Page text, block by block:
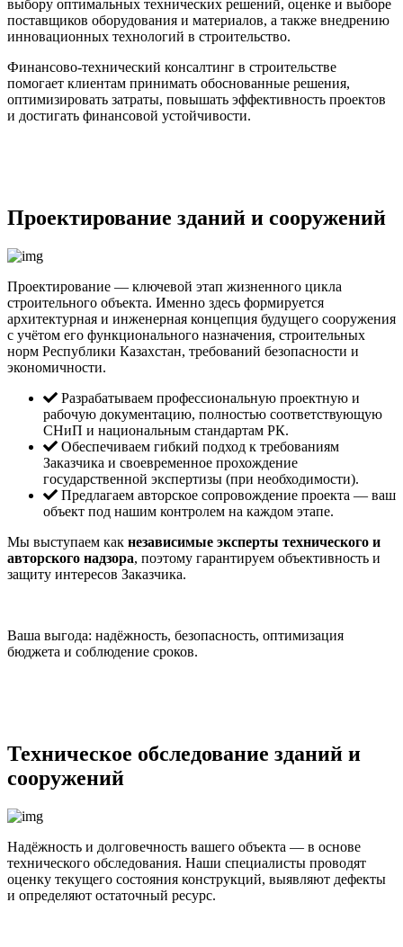
выбору оптимальных технических решений, оценке и выборе
поставщиков оборудования и материалов, а также внедрению
инновационных технологий в строительство.
Финансово-технический консалтинг в строительстве
помогает клиентам принимать обоснованные решения,
оптимизировать затраты, повышать эффективность проектов
и достигать финансовой устойчивости.
Проектирование зданий и сооружений
Проектирование — ключевой этап жизненного цикла
строительного объекта. Именно здесь формируется
архитектурная и инженерная концепция будущего сооружения
с учётом его функционального назначения, строительных
норм Республики Казахстан, требований безопасности и
экономичности.
Разрабатываем профессиональную проектную и
рабочую документацию, полностью соответствующую
СНиП и национальным стандартам РК.
Обеспечиваем гибкий подход к требованиям
Заказчика и своевременное прохождение
государственной экспертизы (при необходимости).
Предлагаем авторское сопровождение проекта — ваш
объект под нашим контролем на каждом этапе.
Мы выступаем как независимые эксперты технического и
авторского надзора, поэтому гарантируем объективность и
защиту интересов Заказчика.
Ваша выгода: надёжность, безопасность, оптимизация
бюджета и соблюдение сроков.
Техническое обследование зданий и
сооружений
Надёжность и долговечность вашего объекта — в основе
технического обследования. Наши специалисты проводят
оценку текущего состояния конструкций, выявляют дефекты
и определяют остаточный ресурс.